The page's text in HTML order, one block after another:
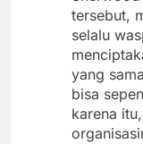
tersebut,
selalu
yang
bisa
karena